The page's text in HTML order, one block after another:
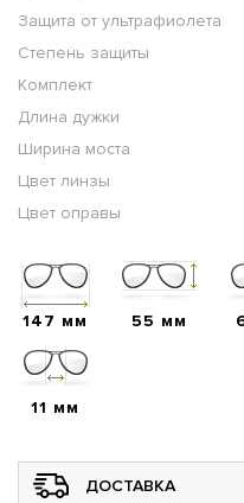
Защита от ультрафиолета
Степень защиты
Комплект
Длина дужки
Ширина моста
Цвет линзы
Цвет оправы
147 мм 55 мм
11 мм
ДОСТАВКА